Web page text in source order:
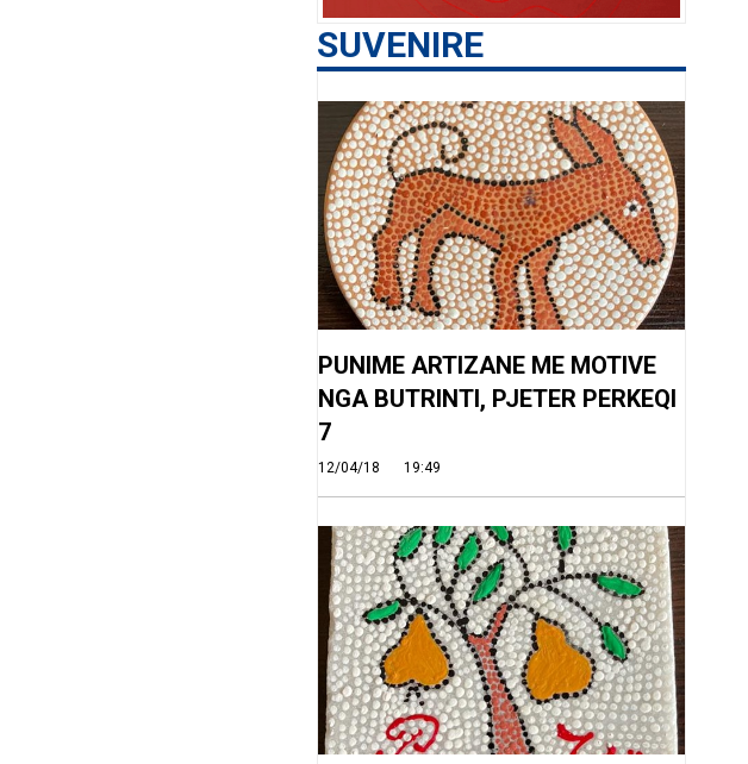
SUVENIRE
PUNIME ARTIZANE ME MOTIVE
NGA BUTRINTI, PJETER PERKEQI
7
12/04/18 19:49